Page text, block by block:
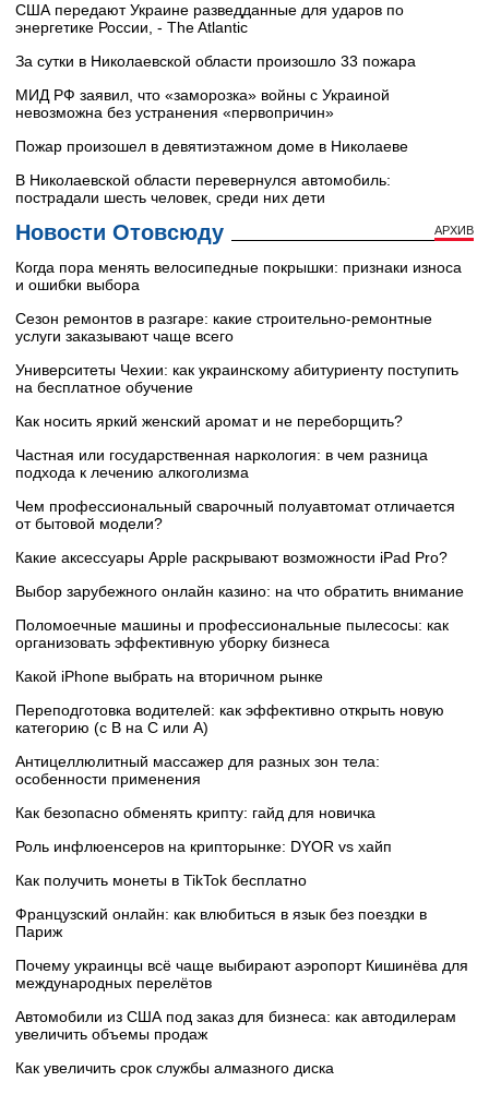
США передают Украине разведданные для ударов по
энергетике России, - The Atlantic
За сутки в Николаевской области произошло 33 пожара
МИД РФ заявил, что «заморозка» войны с Украиной
невозможна без устранения «первопричин»
Пожар произошел в девятиэтажном доме в Николаеве
В Николаевской области перевернулся автомобиль:
пострадали шесть человек, среди них дети
Новости Отовсюду АРХИВ
Когда пора менять велосипедные покрышки: признаки износа
и ошибки выбора
Сезон ремонтов в разгаре: какие строительно-ремонтные
услуги заказывают чаще всего
Университеты Чехии: как украинскому абитуриенту поступить
на бесплатное обучение
Как носить яркий женский аромат и не переборщить?
Частная или государственная наркология: в чем разница
подхода к лечению алкоголизма
Чем профессиональный сварочный полуавтомат отличается
от бытовой модели?
Какие аксессуары Apple раскрывают возможности iPad Pro?
Выбор зарубежного онлайн казино: на что обратить внимание
Поломоечные машины и профессиональные пылесосы: как
организовать эффективную уборку бизнеса
Какой iPhone выбрать на вторичном рынке
Переподготовка водителей: как эффективно открыть новую
категорию (с B на C или А)
Антицеллюлитный массажер для разных зон тела:
особенности применения
Как безопасно обменять крипту: гайд для новичка
Роль инфлюенсеров на крипторынке: DYOR vs хайп
Как получить монеты в TikTok бесплатно
Французский онлайн: как влюбиться в язык без поездки в
Париж
Почему украинцы всё чаще выбирают аэропорт Кишинёва для
международных перелётов
Автомобили из США под заказ для бизнеса: как автодилерам
увеличить объемы продаж
Как увеличить срок службы алмазного диска